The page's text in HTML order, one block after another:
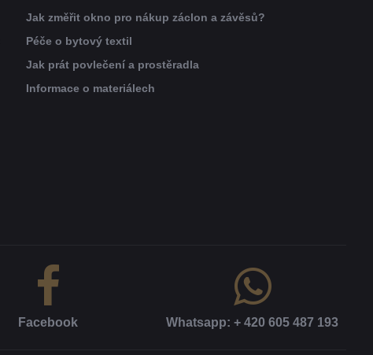
Jak změřit okno pro nákup záclon a závěsů?
Péče o bytový textil
Jak prát povlečení a prostěradla
Informace o materiálech
Facebook Whatsapp: + 420 605 487 193